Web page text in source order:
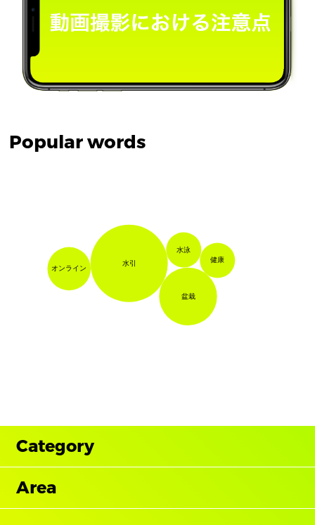
Popular words
水泳
健康
オンライン
盆栽
水引
Category
Area